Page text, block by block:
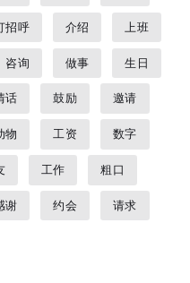
招呼 介绍 上班
咨询 做事 生日
话 鼓励 邀请
物 工资 数字
工作 粗口
谢 约会 请求